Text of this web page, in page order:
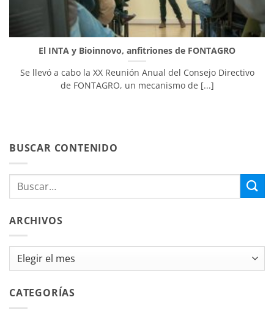
El INTA y Bioinnovo, anfitriones de FONTAGRO
Se llevó a cabo la XX Reunión Anual del Consejo Directivo
de FONTAGRO, un mecanismo de [...]
BUSCAR CONTENIDO
ARCHIVOS
Archivos
CATEGORÍAS